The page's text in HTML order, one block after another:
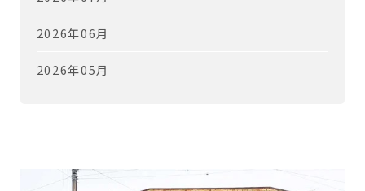
2026年06月
2026年05月